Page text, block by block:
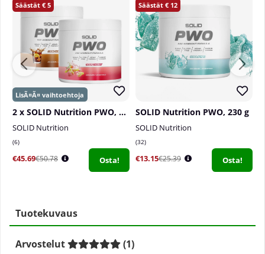
5
2 x SOLID Nutrition PWO, 230 g
SOLID Nutrition
6
€45.69€50.78 Osta!
12
SOLID Nutrition PWO, 230 g
SOLID Nutrition
32
€13.15€25.39 Osta!
Tuotekuvaus
Arvostelut (1)